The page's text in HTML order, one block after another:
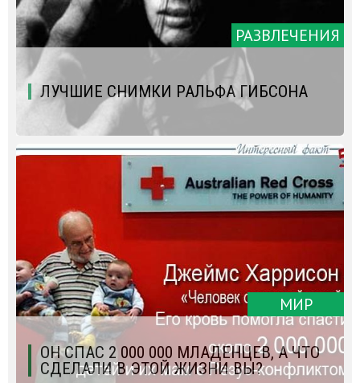
РАЗВЛЕЧЕНИЯ
ЛУЧШИЕ СНИМКИ РАЛЬФА ГИБСОНА
МИР
ОН СПАС 2 000 000 МЛАДЕНЦЕВ, А ЧТО
СДЕЛАЛИ В ЭТОЙ ЖИЗНИ ВЫ?